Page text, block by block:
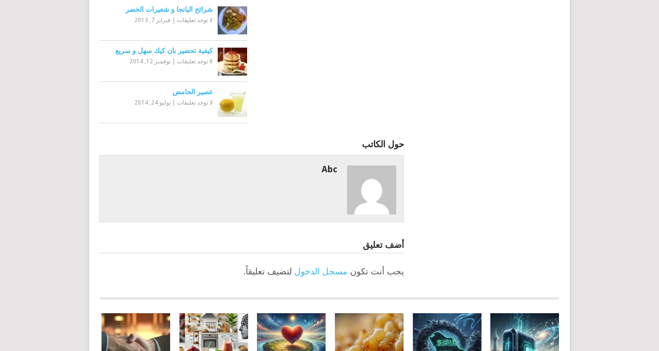
شرائح البانجا و شعيرات الخضر
لا توجد تعليقات فبراير 7, 2013
كيفية تحضير بان كيك سهل و سريع
لا توجد تعليقات |نوفمبر 12, 2014
عصير الحامض
لا توجد تعليقات |يوليو 24, 2014
حول الكاتب
Abc
أضف تعليق
يجب أنت تكون مسجل الدخول لتضيف تعليقاً.